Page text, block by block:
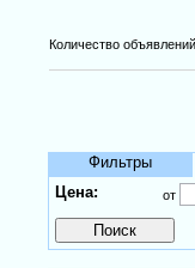
Количество
Фильтры
Цена:
от